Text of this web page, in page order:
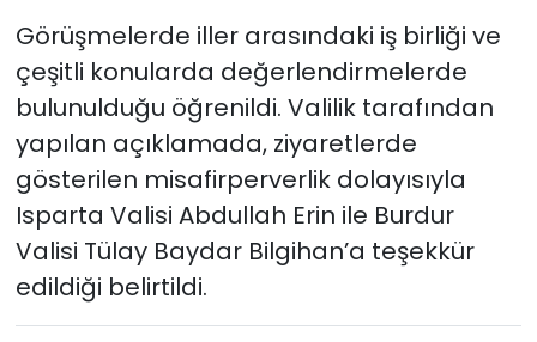
Görüşmelerde iller arasındaki iş birliği ve
çeşitli konularda değerlendirmelerde
bulunulduğu öğrenildi. Valilik tarafından
yapılan açıklamada, ziyaretlerde
gösterilen misafirperverlik dolayısıyla
Isparta Valisi Abdullah Erin ile Burdur
Valisi Tülay Baydar Bilgihan’a teşekkür
edildiği belirtildi.